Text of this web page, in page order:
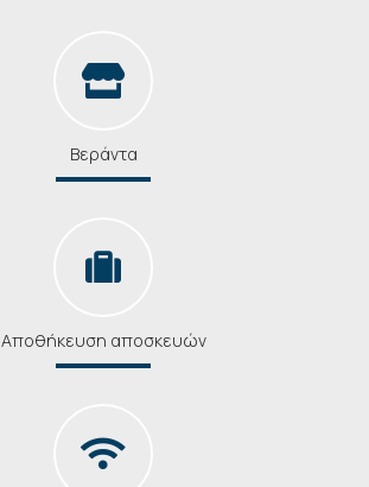
Βεράντα
Αποθήκευση αποσκευών